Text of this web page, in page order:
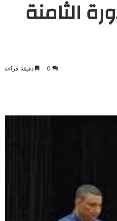
الثامنة
0 دقيقة قراءة